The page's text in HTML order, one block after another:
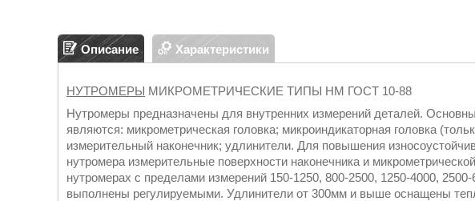
Описание Характеристики
НУТРОМЕРЫ МИКРОМЕТРИЧЕСКИЕ ТИПЫ НМ ГОСТ 10-88
Нутромеры предназначены для внутренних измерений деталей.
являются: микрометрическая головка; микроиндикаторная головка
измерительный наконечник; удлинители. Для повышения
нутромера измерительные поверхности наконечника и
нутромерах с пределами измерений 150-1250, 800-2500, 1250-4000,
выполнены регулируемыми. Удлинители от 300мм и выше оснащены